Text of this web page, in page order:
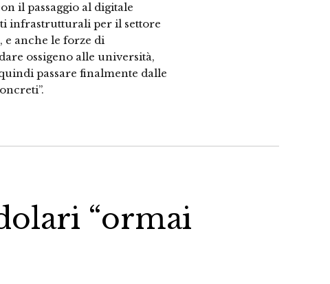
il passaggio al digitale
infrastrutturali per il settore
e anche le forze di
ossigeno alle università,
passare finalmente dalle
“ormai